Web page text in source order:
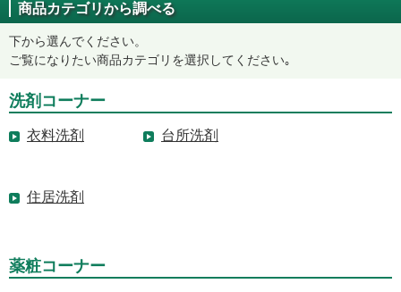
商品カテゴリから調べる
下から選んでください。
ご覧になりたい商品カテゴリを選択してください｡
洗剤コーナー
衣料洗剤 台所洗剤
住居洗剤
薬粧コーナー